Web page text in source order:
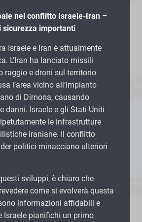
nel conflitto Israele-Iran –
sicurezza importanti
Israele e Iran è attualmente
L’Iran ha lanciato missili
raggio e droni sul territorio
l’area vicino all’impianto
di Dimona, causando
danni. Israele e gli Stati Uniti
le infrastrutture
iraniane. Il conflitto
politici minacciano ulteriori
sviluppi, è chiaro che
come si evolverà questa
informazioni affidabili e
Israele pianifichi un primo